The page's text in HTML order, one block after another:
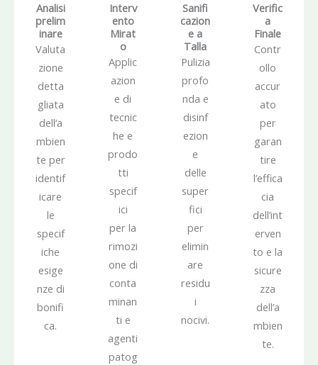
Analisi
prelim
inare
Valuta
zione
detta
gliata
dell’a
mbien
te per
identif
icare
le
specif
iche
esige
nze di
bonifi
ca.
Interv
ento
Mirat
o
Applic
azion
e di
tecnic
he e
prodo
tti
specif
ici
per la
rimozi
one di
conta
minan
ti e
agenti
patog
Sanifi
cazion
e a
Talla
Pulizia
profo
nda e
disinf
ezion
e
delle
super
fici
per
elimin
are
residu
i
nocivi.
Verific
a
Finale
Contr
ollo
accur
ato
per
garan
tire
l’effica
cia
dell’int
erven
to e la
sicure
zza
dell’a
mbien
te.